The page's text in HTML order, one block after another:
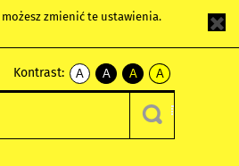
zmienić te ustawienia.
Kontrast:
A
kontrast
A
kontrast
czarnym
A
kontrast
żółty
tekst
czarnym
A
kontrast
czarny
tekst
żółtym